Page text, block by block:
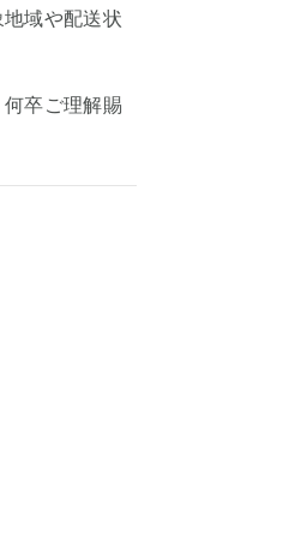
域や配送状
卒ご理解賜